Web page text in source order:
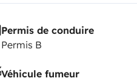
Permis de conduire
Permis B
Véhicule fumeur